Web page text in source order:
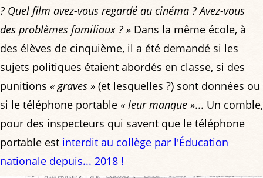
? Quel film avez-vous regardé au cinéma ? Avez-vous
des problèmes familiaux ? » Dans la même école, à
des élèves de cinquième, il a été demandé si les
sujets politiques étaient abordés en classe, si des
punitions « graves » (et lesquelles ?) sont données ou
si le téléphone portable « leur manque »... Un comble,
pour des inspecteurs qui savent que le téléphone
portable est interdit au collège par l'Éducation
nationale depuis... 2018 !